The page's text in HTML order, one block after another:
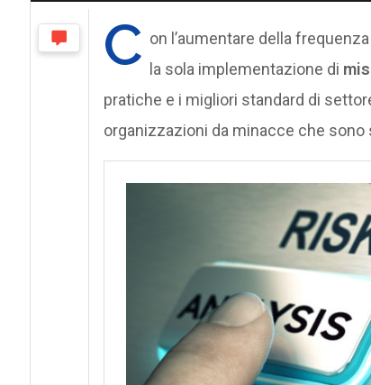
C on l’aumentare della
la sola implementazione di
pratiche e i migliori standard di
organizzazioni da minacce che